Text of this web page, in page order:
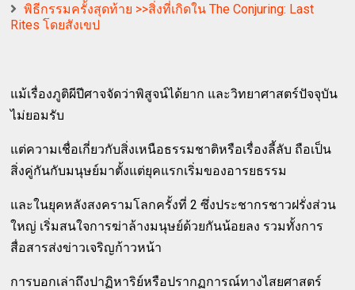
พิธีกรรมครั้งสุดท้าย >>สิ่งที่เกิดใน The Conjuring: Last
Rites โดยสังเขป
แม้เรื่องภูติผีปีศาจจัดว่าพิสูจน์ได้ยาก และวิทยาศาสตร์ปัจจุบัน
ไม่ยอมรับ
แต่ความเชื่อเกี่ยวกับสิ่งเหนือธรรมชาติหรือเรื่องลี้ลับ ถือเป็น
สิ่งคู่กันกับมนุษย์มาตั้งแต่ยุคแรกเริ่มของอารยธรรม
และในยุคหลังสงครามโลกครั้งที่ 2 ซึ่งประชากรชาวฝรั่งส่วน
ใหญ่ เริ่มสนใจการฆ่าล้างมนุษย์ด้วยกันน้อยลง รวมทั้งการ
สื่อสารส่งข่าวเจริญก้าวหน้า
การบอกเล่าถึงปาฏิหาริย์หรือปรากฏการณ์ทางไสยศาสตร์